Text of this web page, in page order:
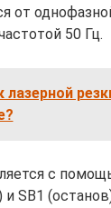
от
50 Гц.
лазерной
с
SB1